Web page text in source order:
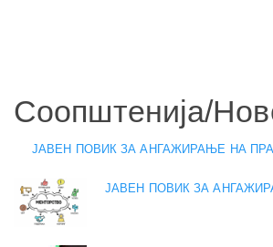
Соопштенија/
ЈАВЕН ПОВИК ЗА АНГАЖИРАЊЕ НА
ЈАВЕН ПОВИК ЗА